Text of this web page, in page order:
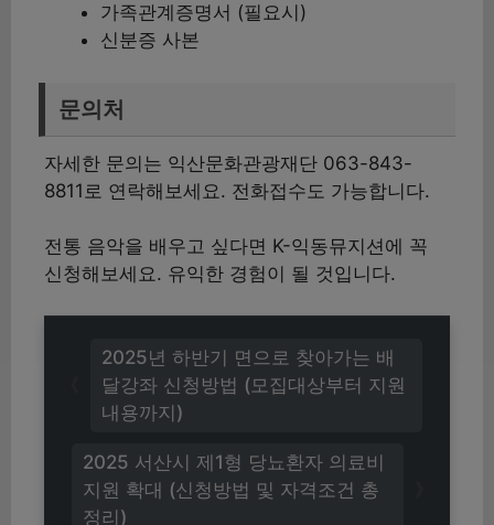
가족관계증명서 (필요시)
신분증 사본
문의처
자세한 문의는 익산문화관광재단 063-843-
8811로 연락해보세요. 전화접수도 가능합니다.
전통 음악을 배우고 싶다면 K-익동뮤지션에 꼭
신청해보세요. 유익한 경험이 될 것입니다.
2025 서산시 제1형 당뇨환자 의료비
지원 확대 (신청방법 및 자격조건 총
정리)
2025년 하반기 면으로 찾아가는 배
달강좌 신청방법 (모집대상부터 지원
내용까지)